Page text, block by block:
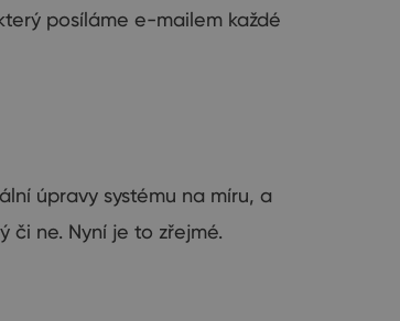
posíláme e-mailem každé
úpravy systému na míru, a
či ne. Nyní je to zřejmé.